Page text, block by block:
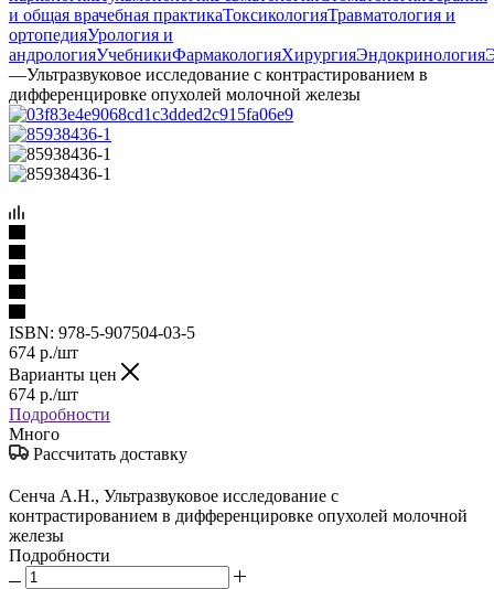
и общая врачебная практикаТоксикологияТравматология и
ортопедияУрология и
андрологияУчебникиФармакологияХирургияЭндокринология
—Ультразвуковое исследование с контрастированием в
дифференцировке опухолей молочной железы
ISBN: 978-5-907504-03-5
674 р./шт
Варианты цен
674 р./шт
Подробности
Много
Рассчитать доставку
Сенча А.Н., Ультразвуковое исследование с
контрастированием в дифференцировке опухолей молочной
железы
Подробности